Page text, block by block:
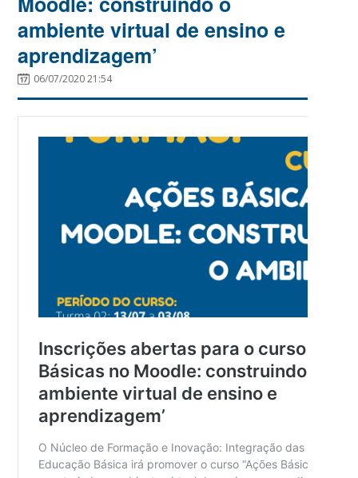
ambiente virtual de ensino e
aprendizagem’
06/07/2020 21:54